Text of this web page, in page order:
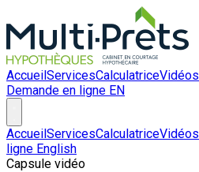
AccueilServicesCalculatriceVidéos
Demande en ligne EN
AccueilServicesCalculatriceVidéos
ligne English
Capsule vidéo